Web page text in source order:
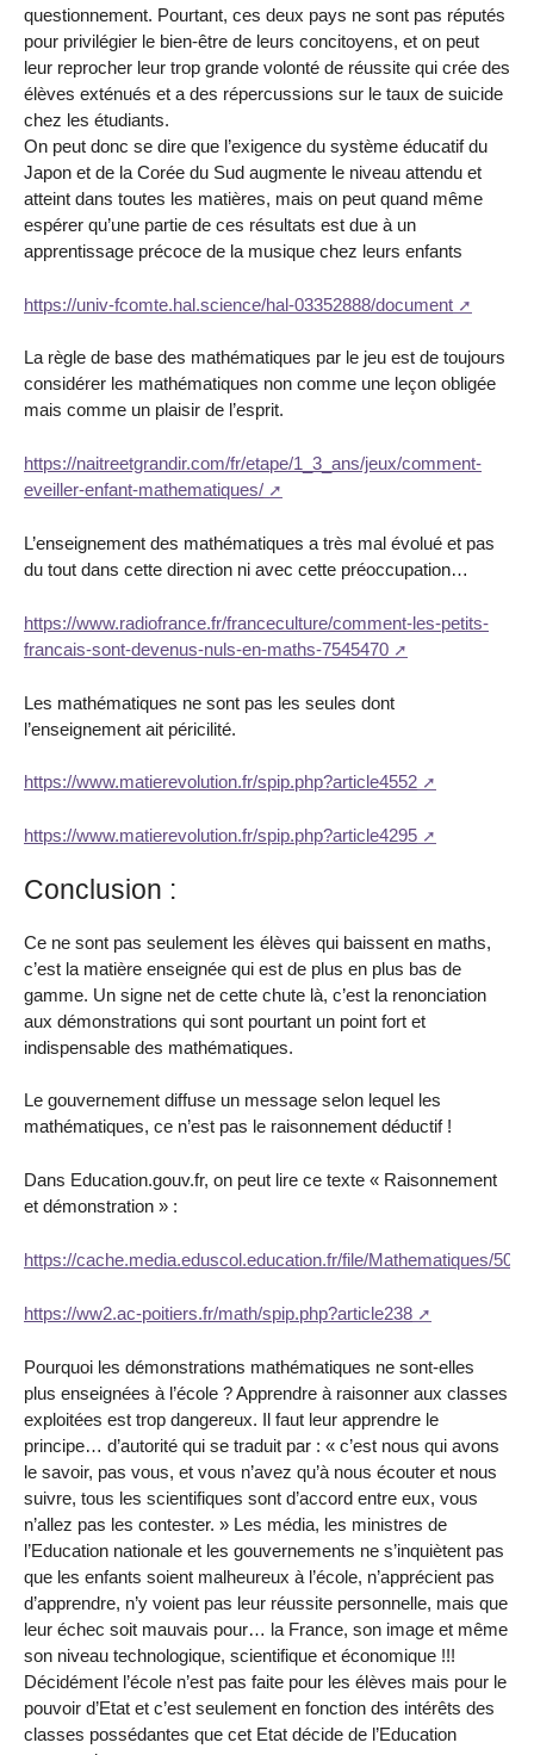
questionnement. Pourtant, ces deux pays ne sont pas réputés
pour privilégier le bien-être de leurs concitoyens, et on peut
leur reprocher leur trop grande volonté de réussite qui crée des
élèves exténués et a des répercussions sur le taux de suicide
chez les étudiants.
On peut donc se dire que l’exigence du système éducatif du
Japon et de la Corée du Sud augmente le niveau attendu et
atteint dans toutes les matières, mais on peut quand même
espérer qu’une partie de ces résultats est due à un
apprentissage précoce de la musique chez leurs enfants
https://univ-fcomte.hal.science/hal-03352888/document
La règle de base des mathématiques par le jeu est de toujours
considérer les mathématiques non comme une leçon obligée
mais comme un plaisir de l’esprit.
https://naitreetgrandir.com/fr/etape/1_3_ans/jeux/comment-
eveiller-enfant-mathematiques/
L’enseignement des mathématiques a très mal évolué et pas
du tout dans cette direction ni avec cette préoccupation…
https://www.radiofrance.fr/franceculture/comment-les-petits-
francais-sont-devenus-nuls-en-maths-7545470
Les mathématiques ne sont pas les seules dont
l’enseignement ait péricilité.
https://www.matierevolution.fr/spip.php?article4552
https://www.matierevolution.fr/spip.php?article4295
Conclusion :
Ce ne sont pas seulement les élèves qui baissent en maths,
c’est la matière enseignée qui est de plus en plus bas de
gamme. Un signe net de cette chute là, c’est la renonciation
aux démonstrations qui sont pourtant un point fort et
indispensable des mathématiques.
Le gouvernement diffuse un message selon lequel les
mathématiques, ce n’est pas le raisonnement déductif !
Dans Education.gouv.fr, on peut lire ce texte « Raisonnement
et démonstration » :
https://cache.media.eduscol.education.fr/file/Mathematiques/50/
https://ww2.ac-poitiers.fr/math/spip.php?article238
Pourquoi les démonstrations mathématiques ne sont-elles
plus enseignées à l’école ? Apprendre à raisonner aux classes
exploitées est trop dangereux. Il faut leur apprendre le
principe… d’autorité qui se traduit par : « c’est nous qui avons
le savoir, pas vous, et vous n’avez qu’à nous écouter et nous
suivre, tous les scientifiques sont d’accord entre eux, vous
n’allez pas les contester. » Les média, les ministres de
l’Education nationale et les gouvernements ne s’inquiètent pas
que les enfants soient malheureux à l’école, n’apprécient pas
d’apprendre, n’y voient pas leur réussite personnelle, mais que
leur échec soit mauvais pour… la France, son image et même
son niveau technologique, scientifique et économique !!!
Décidément l’école n’est pas faite pour les élèves mais pour le
pouvoir d’Etat et c’est seulement en fonction des intérêts des
classes possédantes que cet Etat décide de l’Education